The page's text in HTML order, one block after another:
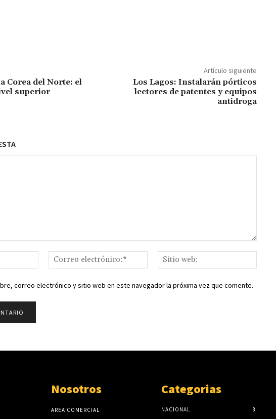
Corea del Norte: el
superior
Artículo siguiente
Los Lagos: Instalarán pórticos
lectores de patentes y equipos
antidroga
Nombre:*
Correo
electrónico:*
web:
correo electrónico y sitio web en este navegador la próxima vez que comente.
Nosotros
AREA COMERCIAL
Categorias
NACIONAL
8